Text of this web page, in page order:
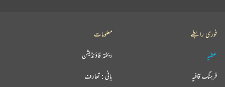
فوری رابطے
عطیہ
فرہنگ قافیہ
معلومات
ریختہ فاؤنڈیشن
بانی : تعارف